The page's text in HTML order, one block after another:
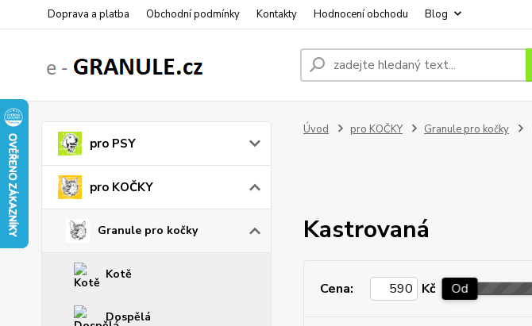
Doprava a platba Obchodní podmínky Kontakty Hodnocení obchodu Blog
pro PSY
pro KOČKY
Granule pro kočky
Kotě
Dospělá
Úvod pro KOČKY Granule pro kočky
Kastrovaná
Cena: Kč Od